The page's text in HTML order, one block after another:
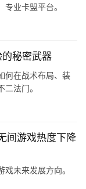
业卡盟平台。
秘密武器
何在战术布局、装
法门。
间游戏热度下降
未来发展方向。